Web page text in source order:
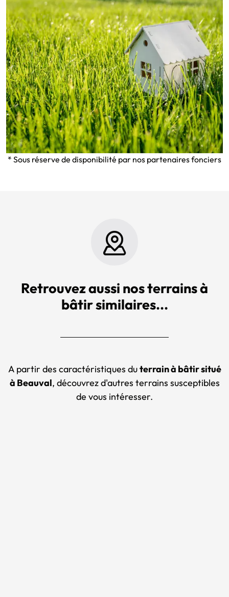
* Sous réserve de disponibilité par nos partenaires fonciers
Retrouvez aussi nos terrains à
bâtir similaires...
A partir des caractéristiques duterrain à bâtir situé
à Beauval, découvrez d'autres terrains susceptibles
de vous intéresser.